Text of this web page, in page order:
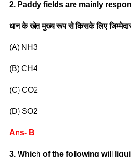
2. Paddy fields are mainly
धान के खेत मुख्य रूप से किसके लिए
(A) NH3
(B) CH4
(C) CO2
(D) SO2
Ans- B
3. Which of the following will